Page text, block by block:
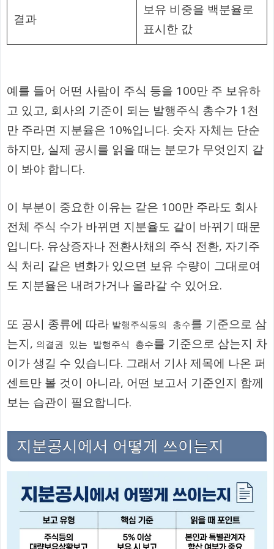
결과
보유 비중을 백분율로
표시한 값
예를 들어 어떤 사람이 주식 등을 100만 주 보유하
고 있고, 회사의 기준이 되는 발행주식 총수가 1천
만 주라면 지분율은 10%입니다. 숫자 자체는 단순
하지만, 실제 공시를 읽을 때는 분모가 무엇인지 같
이 봐야 합니다.
이 부분이 중요한 이유는 같은 100만 주라도 회사
전체 주식 수가 바뀌면 지분율도 같이 바뀌기 때문
입니다. 유상증자나 전환사채의 주식 전환, 자기주
식 처리 같은 변화가 있으면 보유 수량이 그대로여
도 지분율은 내려가거나 올라갈 수 있어요.
또 공시 종류에 따라 발행주식등의 총수를 기준으로 삼
는지, 의결권 있는 발행주식 총수를 기준으로 삼는지 차
이가 생길 수 있습니다. 그래서 기사 제목에 나온 퍼
센트만 볼 것이 아니라, 어떤 보고서 기준인지 함께
보는 습관이 필요합니다.
지분공시에서 어떻게 쓰이는지